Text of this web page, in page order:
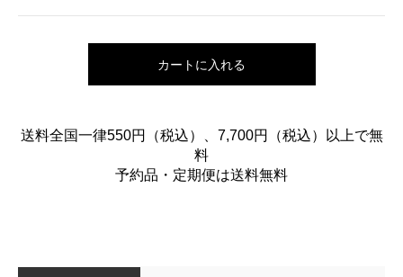
カートに入れる
送料全国一律550円（税込）、7,700円（税込）以上で無
料
予約品・定期便は送料無料